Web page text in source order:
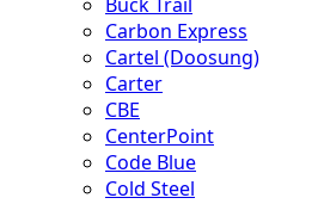
Carbon Express
Cartel (Doosung)
Carter
CBE
CenterPoint
Code Blue
Cold Steel